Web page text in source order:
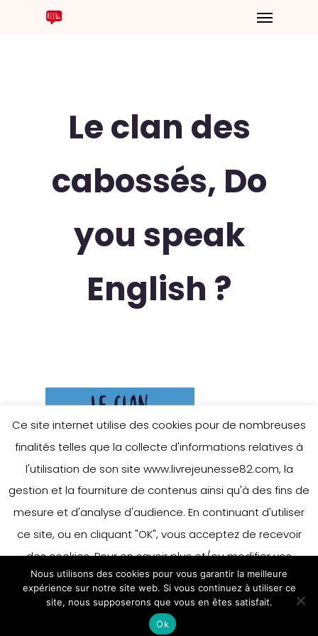
Le clan des
cabossés, Do
you speak
English ?
Ce site internet utilise des cookies pour de nombreuses
finalités telles que la collecte d'informations relatives à
l'utilisation de son site www.livrejeunesse82.com, la
gestion et la fourniture de contenus ainsi qu'à des fins de
mesure et d'analyse d'audience. En continuant d'utiliser
ce site, ou en cliquant "OK", vous acceptez de recevoir
des cookies. Pour en savoir plus et/ou modifier vos
préférences en matière de cookies, merci de vous référer
à notre politique sur les cookies.
Accepter
En savoir plus
Nous utilisons des cookies pour vous garantir la meilleure
expérience sur notre site web. Si vous continuez à utiliser ce
site, nous supposerons que vous en êtes satisfait.
Ok